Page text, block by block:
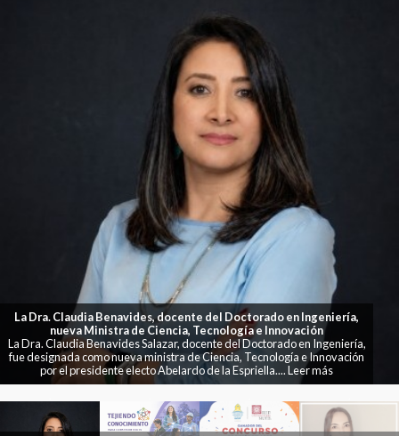
La Dra. Claudia Benavides, docente del Doctorado en Ingeniería,
nueva Ministra de Ciencia, Tecnología e Innovación
La Dra. Claudia Benavides Salazar, docente del Doctorado en Ingeniería,
fue designada como nueva ministra de Ciencia, Tecnología e Innovación
por el presidente electo Abelardo de la Espriella.... Leer más